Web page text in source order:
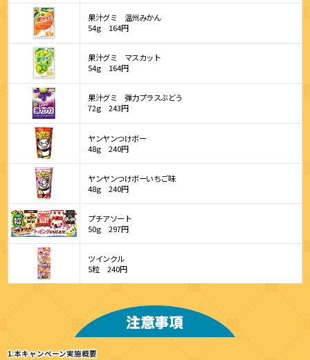
果汁グミ 温州みかん
54g
164円
果汁グミ マスカット
54g
164円
果汁グミ 弾力プラスぶどう
72g
243円
ヤンヤンつけボー
48g
240円
ヤンヤンつけボーいちご味
48g
240円
プチアソート
50g
297円
ツインクル
5粒
240円
1.本キャンペーン実施概要